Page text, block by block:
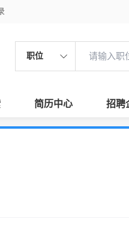
职位
简历中心 招聘